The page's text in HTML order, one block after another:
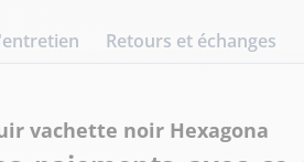
Retours et échanges
vachette noir Hexagona